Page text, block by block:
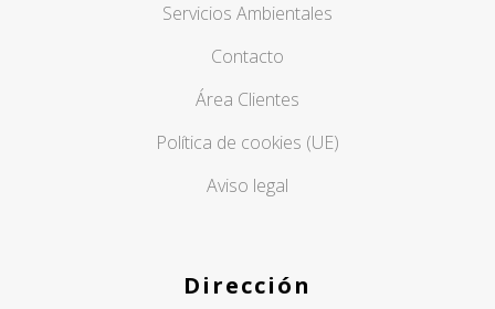
Servicios Ambientales
Contacto
Área Clientes
Política de cookies (UE)
Aviso legal
Dirección